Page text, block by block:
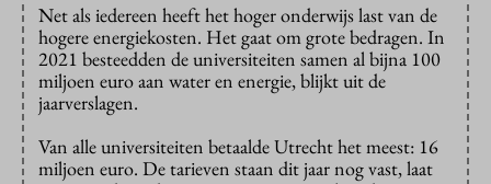
Net als iedereen heeft het hoger onderwijs last van de
hogere energiekosten. Het gaat om grote bedragen. In
2021 besteedden de universiteiten samen al bijna 100
miljoen euro aan water en energie, blijkt uit de
jaarverslagen.
Van alle universiteiten betaalde Utrecht het meest: 16
miljoen euro. De tarieven staan dit jaar nog vast, laat